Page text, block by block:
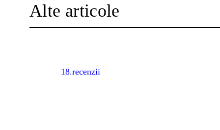
Alte articole
18.recenzii